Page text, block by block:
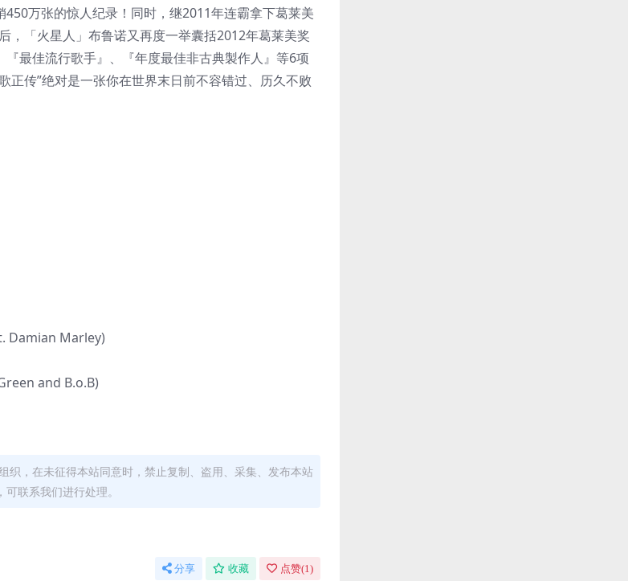
万张的惊人纪录！同时，继2011年连霸拿下葛莱美
，「火星人」布鲁诺又再度一举囊括2012年葛莱美奖
最佳流行歌手』、『年度最佳非古典製作人』等6项
正传”绝对是一张你在世界末日前不容错过、历久不败
Damian Marley)
and B.o.B)
织，在未征得本站同意时，禁止复制、盗用、采集、发布本站
联系我们进行处理。
分享 收藏 点赞(1 )